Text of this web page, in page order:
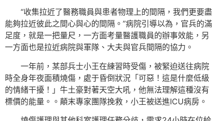
“收集拉近了醫務職員與患者物理上的間隔，我們更要盡
能夠拉近彼此之間心與心的間隔。”病院引導以為，官兵的滿
足度，就是一把量尺，一方面考量醫護職員的辦事效能，另
一方面也是拉近病院與軍隊、大夫與官兵間隔的協力。
一年前，某部兵士小王在練習時受傷，被緊迫送往病院
時全身年夜面積燒傷，處于昏倒狀況「可惡！這是什麼低級
的情緒干擾！」牛土豪對著天空大吼，他無法理解這種沒有
標價的能量。。顛末專家團隊挽救，小王被送進ICU病房。